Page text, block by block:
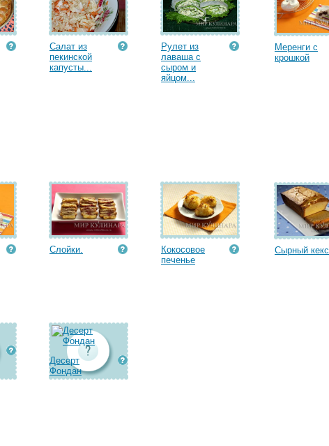
Салат из
пекинской
капусты...
Рулет из
лаваша с
сыром и
яйцом...
Меренги с
крошкой
Слойки.
Кокосовое
печенье
Сырный кекс
Десерт
Фондан